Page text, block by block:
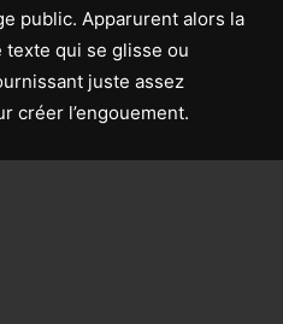
public. Apparurent alors la
texte qui se glisse ou
juste assez
créer l’engouement.